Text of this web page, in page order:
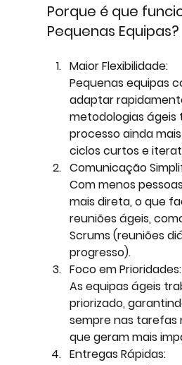
Porque é que
Pequenas Equipas?
Maior Flexibilidade:
Pequenas equipas
adaptar
metodologias ágeis
processo ainda
ciclos curtos e
Comunicação
Com menos
mais direta, o que
reuniões ágeis,
Scrums (reuniões
progresso).
Foco em Prioridades:
As equipas ágeis
priorizado,
sempre nas tarefas
que geram mais
Entregas Rápidas: